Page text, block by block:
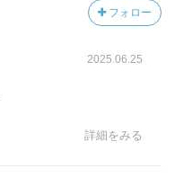
フォロー
2025.06.25
詳細をみる